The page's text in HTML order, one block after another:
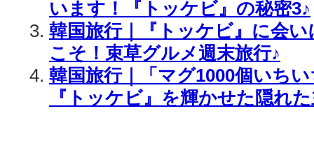
います！『トッケビ』の秘密3♪
韓国旅行｜『トッケビ』に会
こそ！束草グルメ週末旅行♪
韓国旅行｜「マグ1000個いち
『トッケビ』を輝かせた隠れ